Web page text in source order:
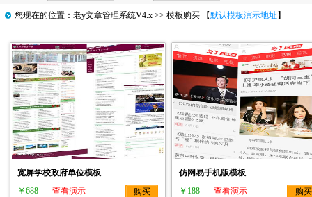
您现在的位置： 老y文章管理系统V4.x >> 模板购买 【默认模板演示地址 】
宽屏学校政府单位模板
￥688
查看演示 购买
仿网易手机版模板
￥188
查看演示 购买